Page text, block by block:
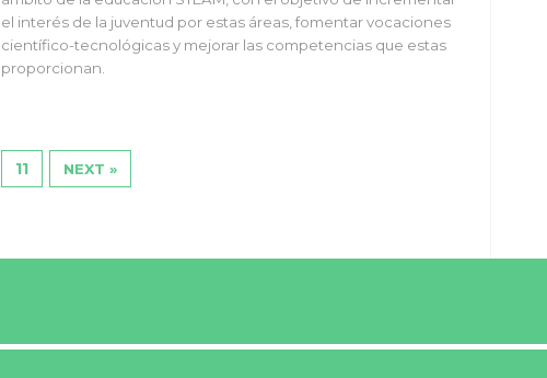
el interés de la juventud por estas áreas, fomentar vocaciones
científico-tecnológicas y mejorar las competencias que estas
proporcionan.
11 NEXT »